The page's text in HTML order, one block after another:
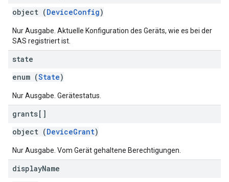
object (DeviceConfig)
Nur Ausgabe. Aktuelle Konfiguration des Geräts, wie es bei der
SAS registriert ist.
state
enum (State)
Nur Ausgabe. Gerätestatus.
grants[]
object (DeviceGrant)
Nur Ausgabe. Vom Gerät gehaltene Berechtigungen.
displayName